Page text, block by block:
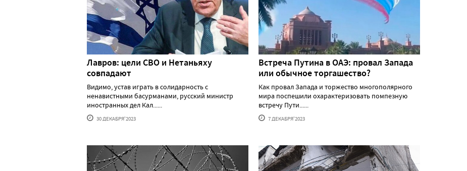
Лавров: цели СВО и Нетаньяху
совпадают
Видимо, устав играть в солидарность с
ненавистными басурманами, русский министр
иностранных дел Кал......
30 ДЕКАБРЯ'2023
Встреча Путина в ОАЭ: провал Запада
или обычное торгашество?
Как провал Запада и торжество многополярного
мира поспешили охарактеризовать помпезную
встречу Пути......
7 ДЕКАБРЯ'2023